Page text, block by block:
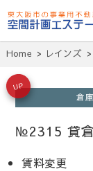
東大阪
庫・貸
場・賃
所・空
覧・空
エステ
Home レインズ
倉庫
№2315 貸
UP
賃料変更